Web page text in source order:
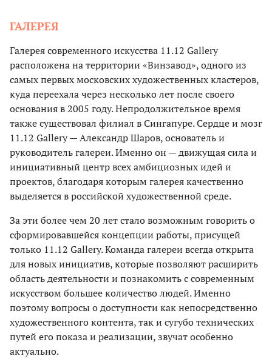
ГАЛЕРЕЯ
Галерея современного искусства 11.12 Gallery
расположена на территории «Винзавод», одного из
самых первых московских художественных кластеров,
куда переехала через несколько лет после своего
основания в 2005 году. Непродолжительное время
также существовал филиал в Сингапуре. Сердце и мозг
11.12 Gallery — Александр Шаров, основатель и
руководитель галереи. Именно он — движущая сила и
инициативный центр всех амбициозных идей и
проектов, благодаря которым галерея качественно
выделяется в российской художественной среде.
За эти более чем 20 лет стало возможным говорить о
сформировавшейся концепции работы, присущей
только 11.12 Gallery. Команда галереи всегда открыта
для новых инициатив, которые позволяют расширить
область деятельности и познакомить с современным
искусством большее количество людей. Именно
поэтому вопросы о доступности как непосредственно
художественного контента, так и сугубо технических
путей его показа и реализации, звучат особенно
актуально.